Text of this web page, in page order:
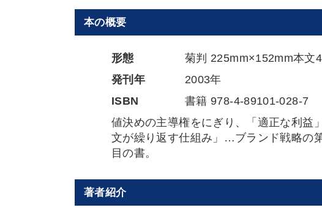
本の概要
形態
菊判 225mm×152mm本文
発刊年
2003年
ISBN
書籍 978-4-89101-028-7
値決めの主導権をにぎり、「適正な利益
文が繰り返す仕組み」…ブランド戦略の
目の書。
著者紹介